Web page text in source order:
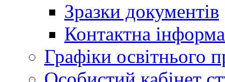
Зразки документів
Контактна
Графіки освітнього